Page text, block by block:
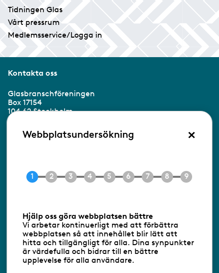
Tidningen Glas
Vårt pressrum
Medlemsservice/Logga in
Kontakta oss
Glasbranschföreningen
Box 17154
104 62 Stockholm
Besöksadress:
Ringvägen 100
E-post info@gbf.se
Följ oss via RSS
Databasens namn:www.gbf.se-
Webbplatsundersökning ×
Hjälp oss göra webbplatsen bättre
Vi arbetar kontinuerligt med att förbättra
webbplatsen så att innehållet blir lätt att
hitta och tillgängligt för alla. Dina synpunkter
är värdefulla och bidrar till en bättre
upplevelse för alla användare.